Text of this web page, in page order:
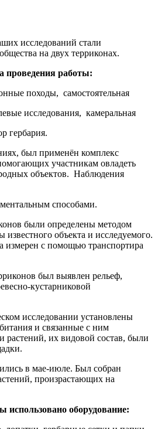
исследований стали
на двух терриконах.
проведения работы:
походы, самостоятельная
исследования, камеральная
гербария.
был применён комплекс
участникам овладеть
объектов. Наблюдения
способами.
были определены методом
объекта и исследуемого.
с помощью транспортира
был выявлен рельеф,
кустарниковой
исследовании установлены
и связанные с ним
растений, их видовой состав, были
в мае-июле. Был собран
произрастающих на
использовано оборудование: